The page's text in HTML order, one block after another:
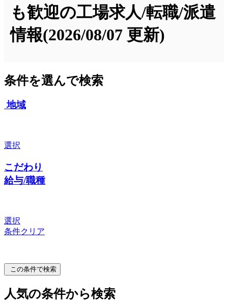
も歓迎の工場求人/転職/派遣
情報(2026/08/07 更新)
条件を選んで検索
地域
選択
こだわり
給与/職種
選択
条件クリア
この条件で検索
人気の条件から検索